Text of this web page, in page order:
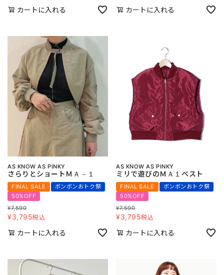
カートに入れる カートに入れる
AS KNOW AS PINKY
さらりとショートＭＡ－１
FINAL SALE
ボンボンおトク祭
50%OFF
¥7,590
¥3,795税込
カートに入れる
AS KNOW AS PINKY
ミリで遊びのＭＡ１ベスト
FINAL SALE
ボンボンおトク祭
50%OFF
¥7,590
¥3,795税込
カートに入れる